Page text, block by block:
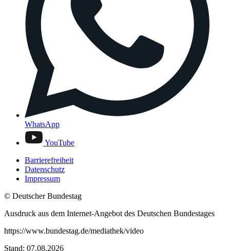
WhatsApp
YouTube
Barrierefreiheit
Datenschutz
Impressum
© Deutscher Bundestag
Ausdruck aus dem Internet-Angebot des Deutschen Bundestages
https://www.bundestag.de/mediathek/video
Stand: 07.08.2026